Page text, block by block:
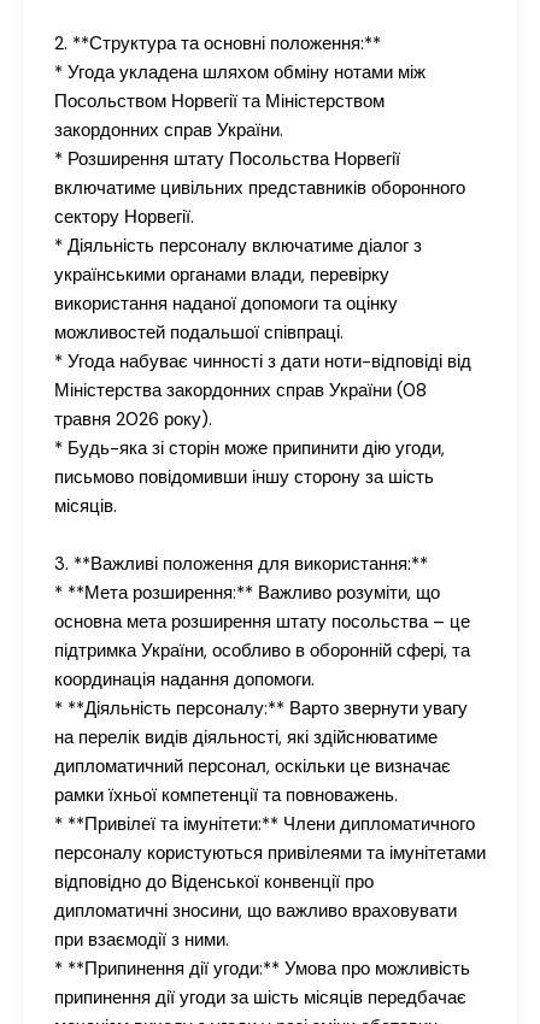
2. **Структура та основні положення:**
* Угода укладена шляхом обміну нотами між
Посольством Норвегії та Міністерством
закордонних справ України.
* Розширення штату Посольства Норвегії
включатиме цивільних представників оборонного
сектору Норвегії.
* Діяльність персоналу включатиме діалог з
українськими органами влади, перевірку
використання наданої допомоги та оцінку
можливостей подальшої співпраці.
* Угода набуває чинності з дати ноти-відповіді від
Міністерства закордонних справ України (08
травня 2026 року).
* Будь-яка зі сторін може припинити дію угоди,
письмово повідомивши іншу сторону за шість
місяців.
3. **Важливі положення для використання:**
* **Мета розширення:** Важливо розуміти, що
основна мета розширення штату посольства – це
підтримка України, особливо в оборонній сфері, та
координація надання допомоги.
* **Діяльність персоналу:** Варто звернути увагу
на перелік видів діяльності, які здійснюватиме
дипломатичний персонал, оскільки це визначає
рамки їхньої компетенції та повноважень.
* **Привілеї та імунітети:** Члени дипломатичного
персоналу користуються привілеями та імунітетами
відповідно до Віденської конвенції про
дипломатичні зносини, що важливо враховувати
при взаємодії з ними.
* **Припинення дії угоди:** Умова про можливість
припинення дії угоди за шість місяців передбачає